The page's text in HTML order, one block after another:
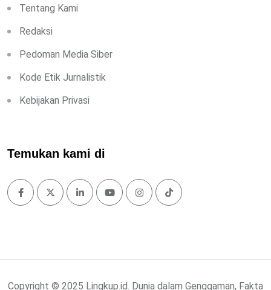
Tentang Kami
Redaksi
Pedoman Media Siber
Kode Etik Jurnalistik
Kebijakan Privasi
Temukan kami di
Copyright © 2025 Lingkup.id. Dunia dalam Genggaman, Fakta